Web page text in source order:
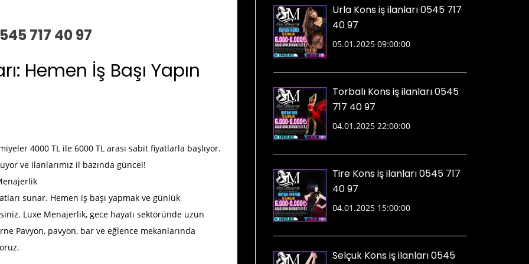
717 40 97
Hemen İş Başı Yapın
4000 TL ile 6000 TL arası sabit fiyatlarla başlıyor.
ve ilanlarımız il bazında güncel!
sunar. Hemen iş başı yapmak ve günlük
Luxe Menajerlik, gece hayatı sektöründe uzun
Pavyon, pavyon, bar ve eğlence mekanlarında
Urla Kons iş ilanları 0545 717
40 97
05.01.2025 09:00:00
Torbalı Kons iş ilanları 0545
717 40 97
04.01.2025 22:00:00
Tire Kons iş ilanları 0545 717
40 97
04.01.2025 15:00:00
Selçuk Kons iş ilanları 0545